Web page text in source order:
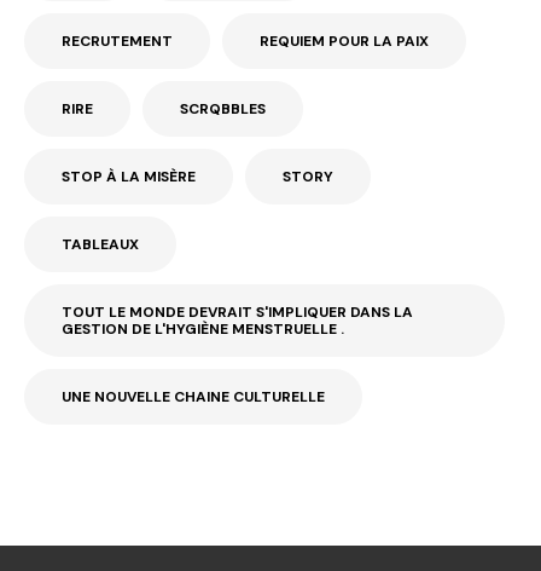
RECRUTEMENT REQUIEM POUR LA PAIX
RIRE SCRQBBLES
STOP À LA MISÈRE STORY
TABLEAUX
TOUT LE MONDE DEVRAIT S'IMPLIQUER DANS LA
GESTION DE L'HYGIÈNE MENSTRUELLE .
UNE NOUVELLE CHAINE CULTURELLE